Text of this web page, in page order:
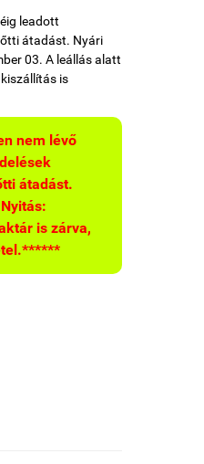
leadott
átadást. Nyári
03. A leállás alatt
is
nem lévő
átadást.
is zárva,